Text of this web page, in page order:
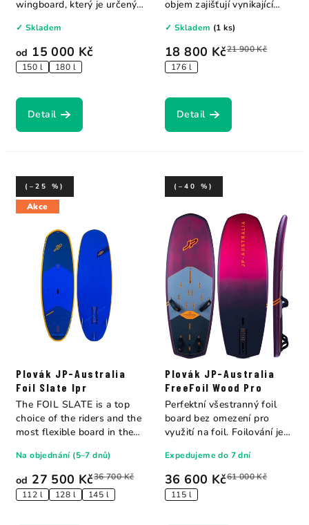
od 15 000 Kč
150 l 180 l
✓ Skladem
Detail
wingboard, který je určený
18 800 Kč21 900 Kč
176 l
✓ Skladem (1 ks)
Detail
objem zajišťují vynikající
Akce
Plovák JP-Australia
Foil Slate Ipr
od 27 500 Kč36 700 Kč
(–25 %)
112 l 128 l 145 l
Na objednání (5–7 dnů)
The FOIL SLATE is a top
choice of the riders and the
most flexible board in the
Plovák JP-Australia
FreeFoil Wood Pro
36 600 Kč61 000 Kč
(–40 %)
115 l
Expedujeme do 7 dní
Perfektní všestranný foil
board bez omezení pro
využití na foil. Foilování je s